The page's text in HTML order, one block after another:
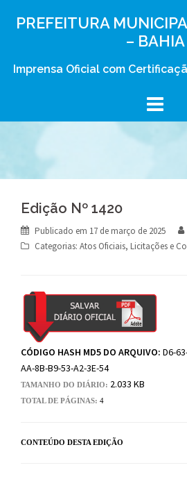
PREFEITURA
– BAHIA
Imprensa Oficial com
Edição Nº 1420
Publicado em 17 de março de 2025
Categorias: Atos Oficiais, Licitações e
CÓDIGO HASH MD5 DO ARQUIVO: D6-
AA-8B-B9-53-A2-3E-54
TAMANHO DO DIÁRIO: 2.033 KB
TOTAL DE PÁGINAS: 4
CONTEÚDO DESTA EDIÇÃO